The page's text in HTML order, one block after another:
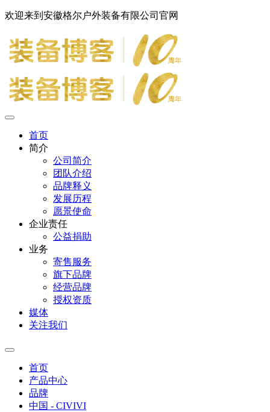
欢迎来到安徽格尔户外装备有限公司官网
首页
简介
公司简介
团队介绍
品牌释义
发展历程
愿景使命
企业责任
公益捐助
业务
寄售服务
旗下品牌
经营品牌
授权资质
媒体
关注我们
首页
产品中心
品牌
中国 - CIVIVI